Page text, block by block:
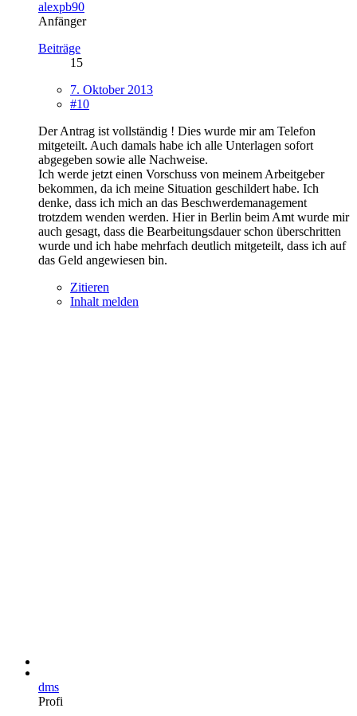
alexpb90
Anfänger
Beiträge
15
7. Oktober 2013
#10
Der Antrag ist vollständig ! Dies wurde mir am Telefon
mitgeteilt. Auch damals habe ich alle Unterlagen sofort
abgegeben sowie alle Nachweise.
Ich werde jetzt einen Vorschuss von meinem Arbeitgeber
bekommen, da ich meine Situation geschildert habe. Ich
denke, dass ich mich an das Beschwerdemanagement
trotzdem wenden werden. Hier in Berlin beim Amt wurde mir
auch gesagt, dass die Bearbeitungsdauer schon überschritten
wurde und ich habe mehrfach deutlich mitgeteilt, dass ich auf
das Geld angewiesen bin.
Zitieren
Inhalt melden
dms
Profi